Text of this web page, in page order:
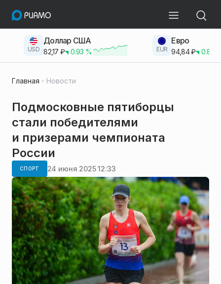
USD
Доллар США
82,17 ₽ 0.93 % EUR
Евро
94,84₽ 0.83
Главная Новости
Подмосковные пятиборцы
стали победителями
и призерами чемпионата
России
СПОРТ 24 июня 2025 12:33